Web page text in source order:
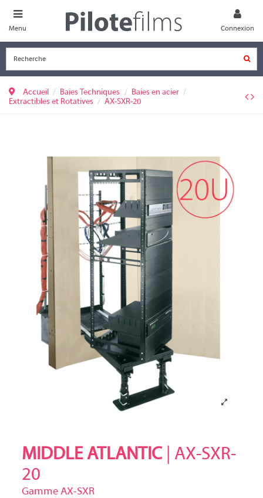
Menu Connexion
Accueil Baies Techniques
Baies en acier
Extractibles et Rotatives
AX-SXR-20
MIDDLE ATLANTIC| AX-SXR-
20
Gamme AX-SXR